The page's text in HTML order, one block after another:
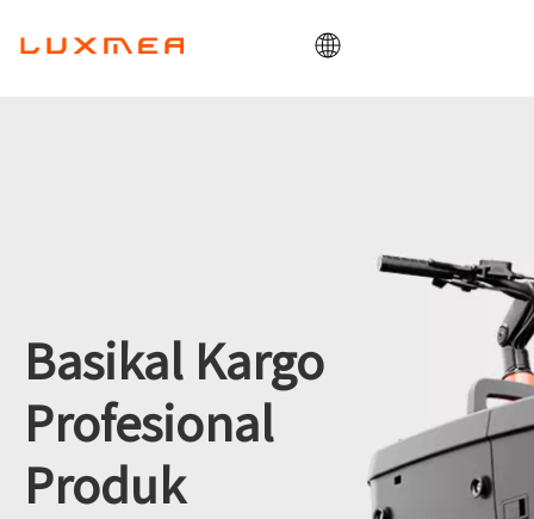
Blog
Kenalan
Basikal Kargo
Profesional
Produk